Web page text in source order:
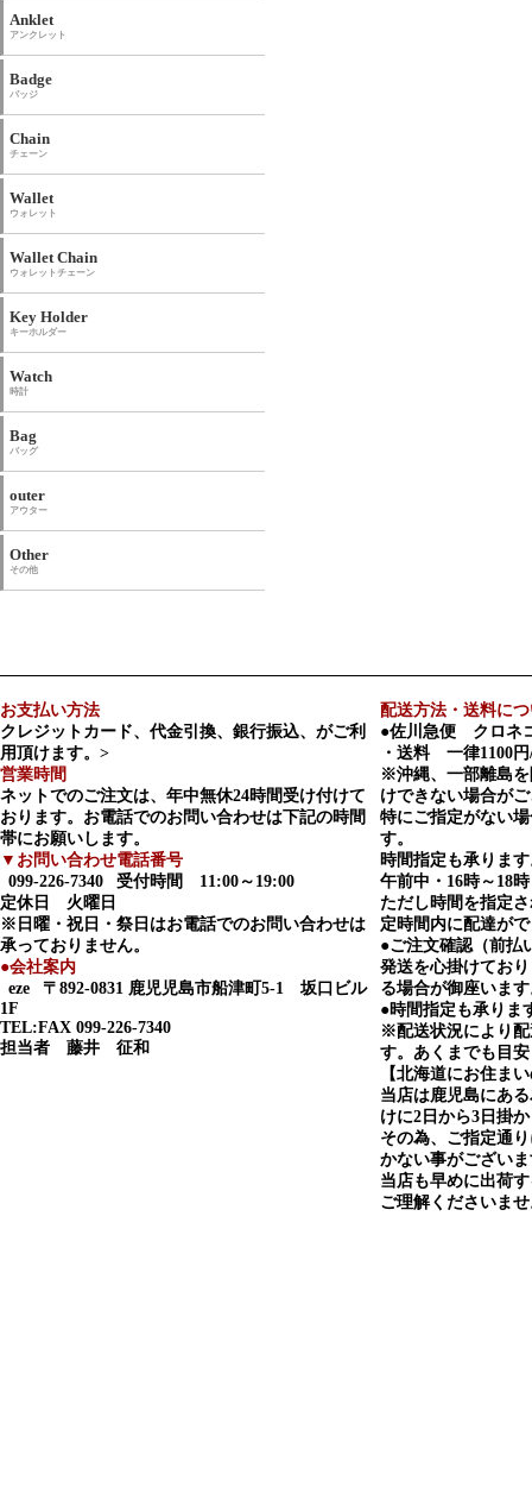
Anklet
アンクレット
Badge
バッジ
Chain
チェーン
Wallet
ウォレット
Wallet Chain
ウォレットチェーン
Key Holder
キーホルダー
Watch
時計
Bag
バッグ
outer
アウター
Other
その他
お支払い方法
クレジットカード、代金引換、銀行振込、がご利
用頂けます。>
営業時間
ネットでのご注文は、年中無休24時間受け付けて
おります。お電話でのお問い合わせは下記の時間
帯にお願いします。
▼お問い合わせ電話番号
099-226-7340
受付時間 11:00～19:00
定休日 火曜日
※日曜・祝日・祭日はお電話でのお問い合わせは
承っておりません。
●会社案内
eze
〒892-0831 鹿児児島市船津町5-1 坂口ビル
1F
TEL:FAX 099-226-7340
担当者 藤井 征和
配送方法・送料に
●佐川急便 クロネ
・送料 一律1100
※沖縄、一部離島
けできない場合が
特にご指定がない
す。
時間指定も承りま
午前中・16時～18
ただし時間を指定
定時間内に配達が
●ご注文確認（前払
発送を心掛けてお
る場合が御座いま
●時間指定も承りま
※配送状況により
す。あくまでも目
【北海道にお住ま
当店は鹿児島にあ
けに2日から3日掛
その為、ご指定通
かない事がござい
当店も早めに出荷
ご理解くださいま